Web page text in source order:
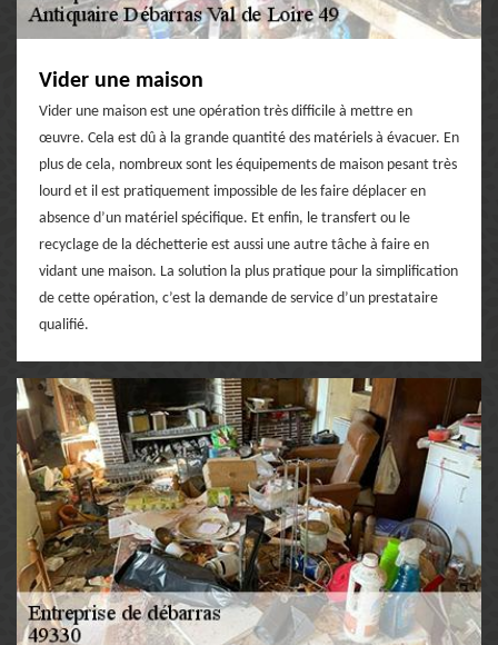
Vider une maison
Vider une maison est une opération très difficile à mettre en
œuvre. Cela est dû à la grande quantité des matériels à évacuer. En
plus de cela, nombreux sont les équipements de maison pesant très
lourd et il est pratiquement impossible de les faire déplacer en
absence d’un matériel spécifique. Et enfin, le transfert ou le
recyclage de la déchetterie est aussi une autre tâche à faire en
vidant une maison. La solution la plus pratique pour la simplification
de cette opération, c’est la demande de service d’un prestataire
qualifié.